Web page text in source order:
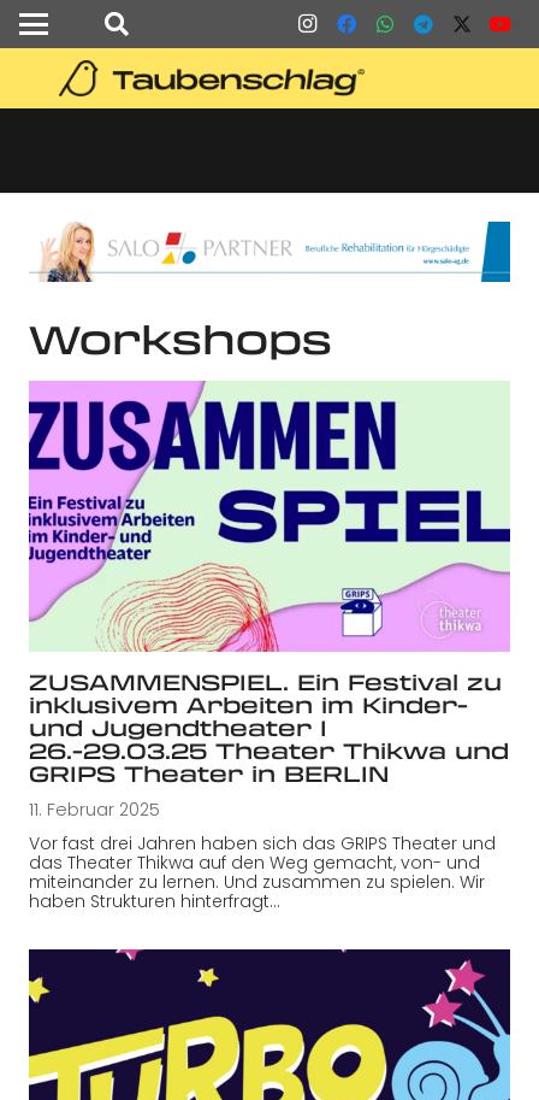
Workshops
ZUSAMMENSPIEL. Ein Festival zu
inklusivem Arbeiten im Kinder-
und Jugendtheater I
26.-29.03.25 Theater Thikwa und
GRIPS Theater in BERLIN
11. Februar 2025
Vor fast drei Jahren haben sich das GRIPS Theater und
das Theater Thikwa auf den Weg gemacht, von- und
miteinander zu lernen. Und zusammen zu spielen. Wir
haben Strukturen hinterfragt…